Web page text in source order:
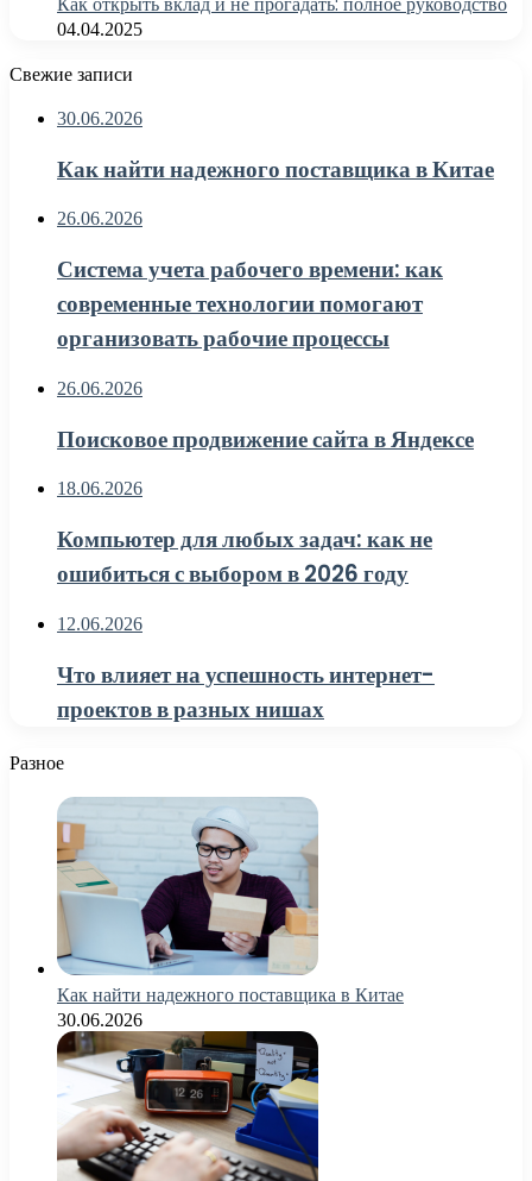
04.04.2025
Свежие записи
30.06.2026
Как найти надежного поставщика в Китае
26.06.2026
Система учета рабочего времени: как
современные технологии помогают
организовать рабочие процессы
26.06.2026
Поисковое продвижение сайта в Яндексе
18.06.2026
Компьютер для любых задач: как не
ошибиться с выбором в 2026 году
12.06.2026
Что влияет на успешность интернет-
проектов в разных нишах
Разное
Как найти надежного поставщика в Китае
30.06.2026